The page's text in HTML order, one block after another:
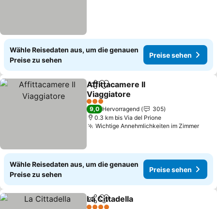
Wähle Reisedaten aus, um die genauen
Preise zu sehen
Preise sehen
TeilenZu Favoriten hinzufügen
Affittacamere Il
Viaggiatore
Preise sehen
3 Sterne
9,0 Hervorragend
305
0.3 km bis Via del Prione
Wichtige Annehmlichkeiten im Zimmer
Wähle Reisedaten aus, um die genauen
Preise zu sehen
Preise sehen
TeilenZu Favoriten hinzufügen
La Cittadella